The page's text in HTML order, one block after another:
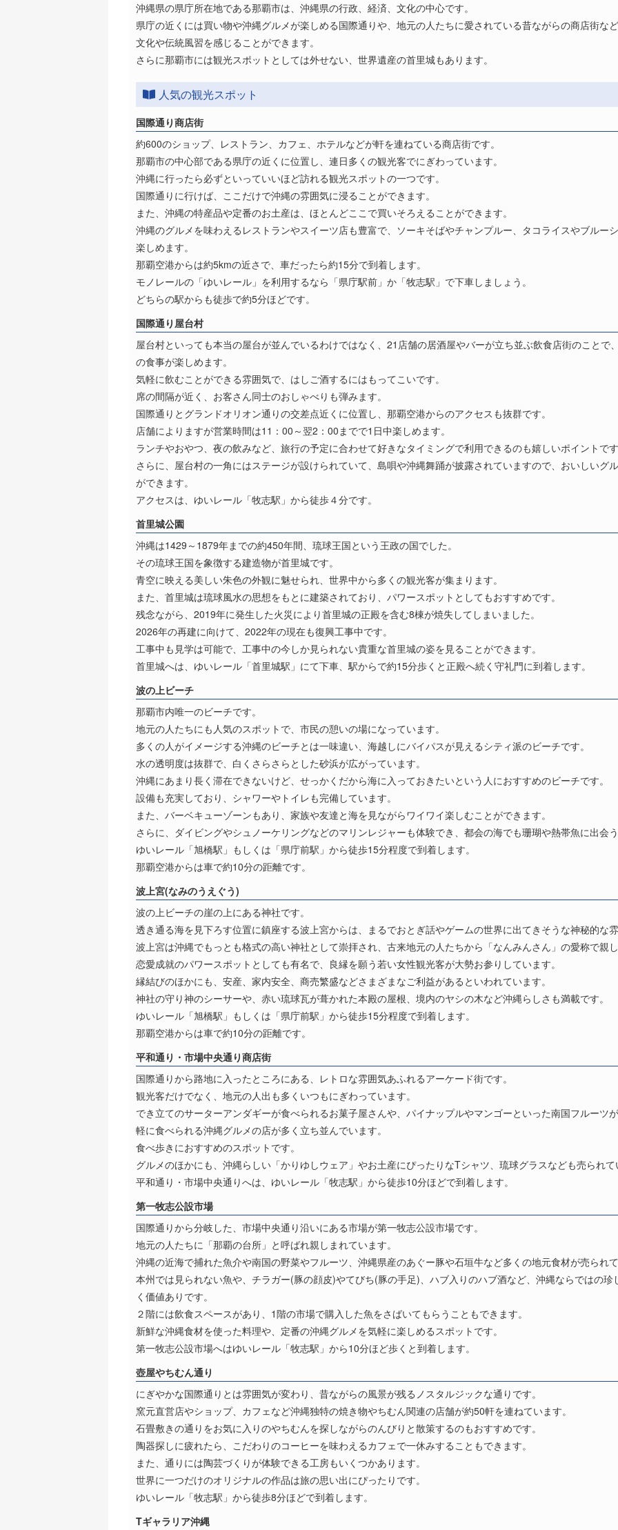
沖縄県の県庁所在地である那覇市は、沖縄県の行政、経済、文化の中心です。
県庁の近くには買い物や沖縄グルメが楽しめる国際通りや、地元の人たちに愛されている昔ながらの商店街な
文化や伝統風習を感じることができます。
さらに那覇市には観光スポットとしては外せない、世界遺産の首里城もあります。
人気の観光スポット
国際通り商店街
約600のショップ、レストラン、カフェ、ホテルなどが軒を連ねている商店街です。
那覇市の中心部である県庁の近くに位置し、連日多くの観光客でにぎわっています。
沖縄に行ったら必ずといっていいほど訪れる観光スポットの一つです。
国際通りに行けば、ここだけで沖縄の雰囲気に浸ることができます。
また、沖縄の特産品や定番のお土産は、ほとんどここで買いそろえることができます。
沖縄のグルメを味わえるレストランやスイーツ店も豊富で、ソーキそばやチャンプルー、タコライスやブルー
楽しめます。
那覇空港からは約5kmの近さで、車だったら約15分で到着します。
モノレールの「ゆいレール」を利用するなら「県庁駅前」か「牧志駅」で下車しましょう。
どちらの駅からも徒歩で約5分ほどです。
国際通り屋台村
屋台村といっても本当の屋台が並んでいるわけではなく、21店舗の居酒屋やバーが立ち並ぶ飲食店街のことで
の食事が楽しめます。
気軽に飲むことができる雰囲気で、はしご酒するにはもってこいです。
席の間隔が近く、お客さん同士のおしゃべりも弾みます。
国際通りとグランドオリオン通りの交差点近くに位置し、那覇空港からのアクセスも抜群です。
店舗によりますが営業時間は11：00～翌2：00までで1日中楽しめます。
ランチやおやつ、夜の飲みなど、旅行の予定に合わせて好きなタイミングで利用できるのも嬉しいポイントで
さらに、屋台村の一角にはステージが設けられていて、島唄や沖縄舞踊が披露されていますので、おいしいグ
ができます。
アクセスは、ゆいレール「牧志駅」から徒歩４分です。
首里城公園
沖縄は1429～1879年までの約450年間、琉球王国という王政の国でした。
その琉球王国を象徴する建造物が首里城です。
青空に映える美しい朱色の外観に魅せられ、世界中から多くの観光客が集まります。
また、首里城は琉球風水の思想をもとに建築されており、パワースポットとしてもおすすめです。
残念ながら、2019年に発生した火災により首里城の正殿を含む8棟が焼失してしまいました。
2026年の再建に向けて、2022年の現在も復興工事中です。
工事中も見学は可能で、工事中の今しか見られない貴重な首里城の姿を見ることができます。
首里城へは、ゆいレール「首里城駅」にて下車、駅からで約15分歩くと正殿へ続く守礼門に到着します。
波の上ビーチ
那覇市内唯一のビーチです。
地元の人たちにも人気のスポットで、市民の憩いの場になっています。
多くの人がイメージする沖縄のビーチとは一味違い、海越しにバイパスが見えるシティ派のビーチです。
水の透明度は抜群で、白くさらさらとした砂浜が広がっています。
沖縄にあまり長く滞在できないけど、せっかくだから海に入っておきたいという人におすすめのビーチです。
設備も充実しており、シャワーやトイレも完備しています。
また、バーベキューゾーンもあり、家族や友達と海を見ながらワイワイ楽しむことができます。
さらに、ダイビングやシュノーケリングなどのマリンレジャーも体験でき、都会の海でも珊瑚や熱帯魚に出会
ゆいレール「旭橋駅」もしくは「県庁前駅」から徒歩15分程度で到着します。
那覇空港からは車で約10分の距離です。
波上宮(なみのうえぐう)
波の上ビーチの崖の上にある神社です。
透き通る海を見下ろす位置に鎮座する波上宮からは、まるでおとぎ話やゲームの世界に出てきそうな神秘的な
波上宮は沖縄でもっとも格式の高い神社として崇拝され、古来地元の人たちから「なんみんさん」の愛称で親
恋愛成就のパワースポットとしても有名で、良縁を願う若い女性観光客が大勢お参りしています。
縁結びのほかにも、安産、家内安全、商売繁盛などさまざまなご利益があるといわれています。
神社の守り神のシーサーや、赤い琉球瓦が葺かれた本殿の屋根、境内のヤシの木など沖縄らしさも満載です。
ゆいレール「旭橋駅」もしくは「県庁前駅」から徒歩15分程度で到着します。
那覇空港からは車で約10分の距離です。
平和通り・市場中央通り商店街
国際通りから路地に入ったところにある、レトロな雰囲気あふれるアーケード街です。
観光客だけでなく、地元の人出も多くいつもにぎわっています。
でき立てのサーターアンダギーが食べられるお菓子屋さんや、パイナップルやマンゴーといった南国フルーツ
軽に食べられる沖縄グルメの店が多く立ち並んでいます。
食べ歩きにおすすめのスポットです。
グルメのほかにも、沖縄らしい「かりゆしウェア」やお土産にぴったりなTシャツ、琉球グラスなども売られ
平和通り・市場中央通りへは、ゆいレール「牧志駅」から徒歩10分ほどで到着します。
第一牧志公設市場
国際通りから分岐した、市場中央通り沿いにある市場が第一牧志公設市場です。
地元の人たちに「那覇の台所」と呼ばれ親しまれています。
沖縄の近海で捕れた魚介や南国の野菜やフルーツ、沖縄県産のあぐー豚や石垣牛など多くの地元食材が売られ
本州では見られない魚や、チラガー(豚の顔皮)やてびち(豚の手足)、ハブ入りのハブ酒など、沖縄ならではの
く価値ありです。
２階には飲食スペースがあり、1階の市場で購入した魚をさばいてもらうこともできます。
新鮮な沖縄食材を使った料理や、定番の沖縄グルメを気軽に楽しめるスポットです。
第一牧志公設市場へはゆいレール「牧志駅」から10分ほど歩くと到着します。
壺屋やちむん通り
にぎやかな国際通りとは雰囲気が変わり、昔ながらの風景が残るノスタルジックな通りです。
窯元直営店やショップ、カフェなど沖縄独特の焼き物やちむん関連の店舗が約50軒を連ねています。
石畳敷きの通りをお気に入りのやちむんを探しながらのんびりと散策するのもおすすめです。
陶器探しに疲れたら、こだわりのコーヒーを味わえるカフェで一休みすることもできます。
また、通りには陶芸づくりが体験できる工房もいくつかあります。
世界に一つだけのオリジナルの作品は旅の思い出にぴったりです。
ゆいレール「牧志駅」から徒歩8分ほどで到着します。
Tギャラリア沖縄